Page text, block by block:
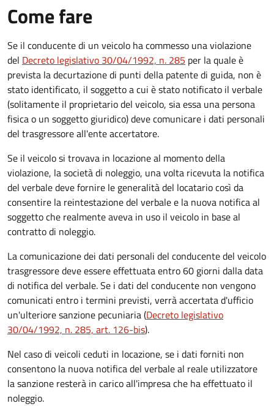
Come fare
Se il conducente di un veicolo ha commesso una violazione
del Decreto legislativo 30/04/1992, n. 285 per la quale è
prevista la decurtazione di punti della patente di guida, non è
stato identificato, il soggetto a cui è stato notificato il verbale
(solitamente il proprietario del veicolo, sia essa una persona
fisica o un soggetto giuridico) deve comunicare i dati personali
del trasgressore all'ente accertatore.
Se il veicolo si trovava in locazione al momento della
violazione, la società di noleggio, una volta ricevuta la notifica
del verbale deve fornire le generalità del locatario così da
consentire la reintestazione del verbale e la nuova notifica al
soggetto che realmente aveva in uso il veicolo in base al
contratto di noleggio.
La comunicazione dei dati personali del conducente del veicolo
trasgressore deve essere effettuata entro 60 giorni dalla data
di notifica del verbale.Se i dati del conducente non vengono
comunicati entro i termini previsti, verrà accertata d'ufficio
un'ulteriore sanzione pecuniaria (Decreto legislativo
30/04/1992, n. 285, art. 126-bis).
Nel caso di veicoli ceduti in locazione, se i dati forniti non
consentono la nuova notifica del verbale al reale utilizzatore
la sanzione resterà in carico all'impresa che ha effettuato il
noleggio.